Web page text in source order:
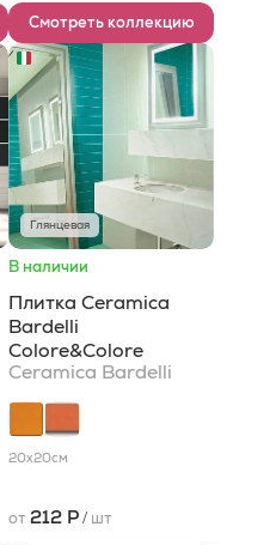
Смотреть коллекцию
Глянцевая
В наличии
Плитка Ceramica
Bardelli
Colore&Colore
Ceramica Bardelli
20x20см
от 212 Р/ шт